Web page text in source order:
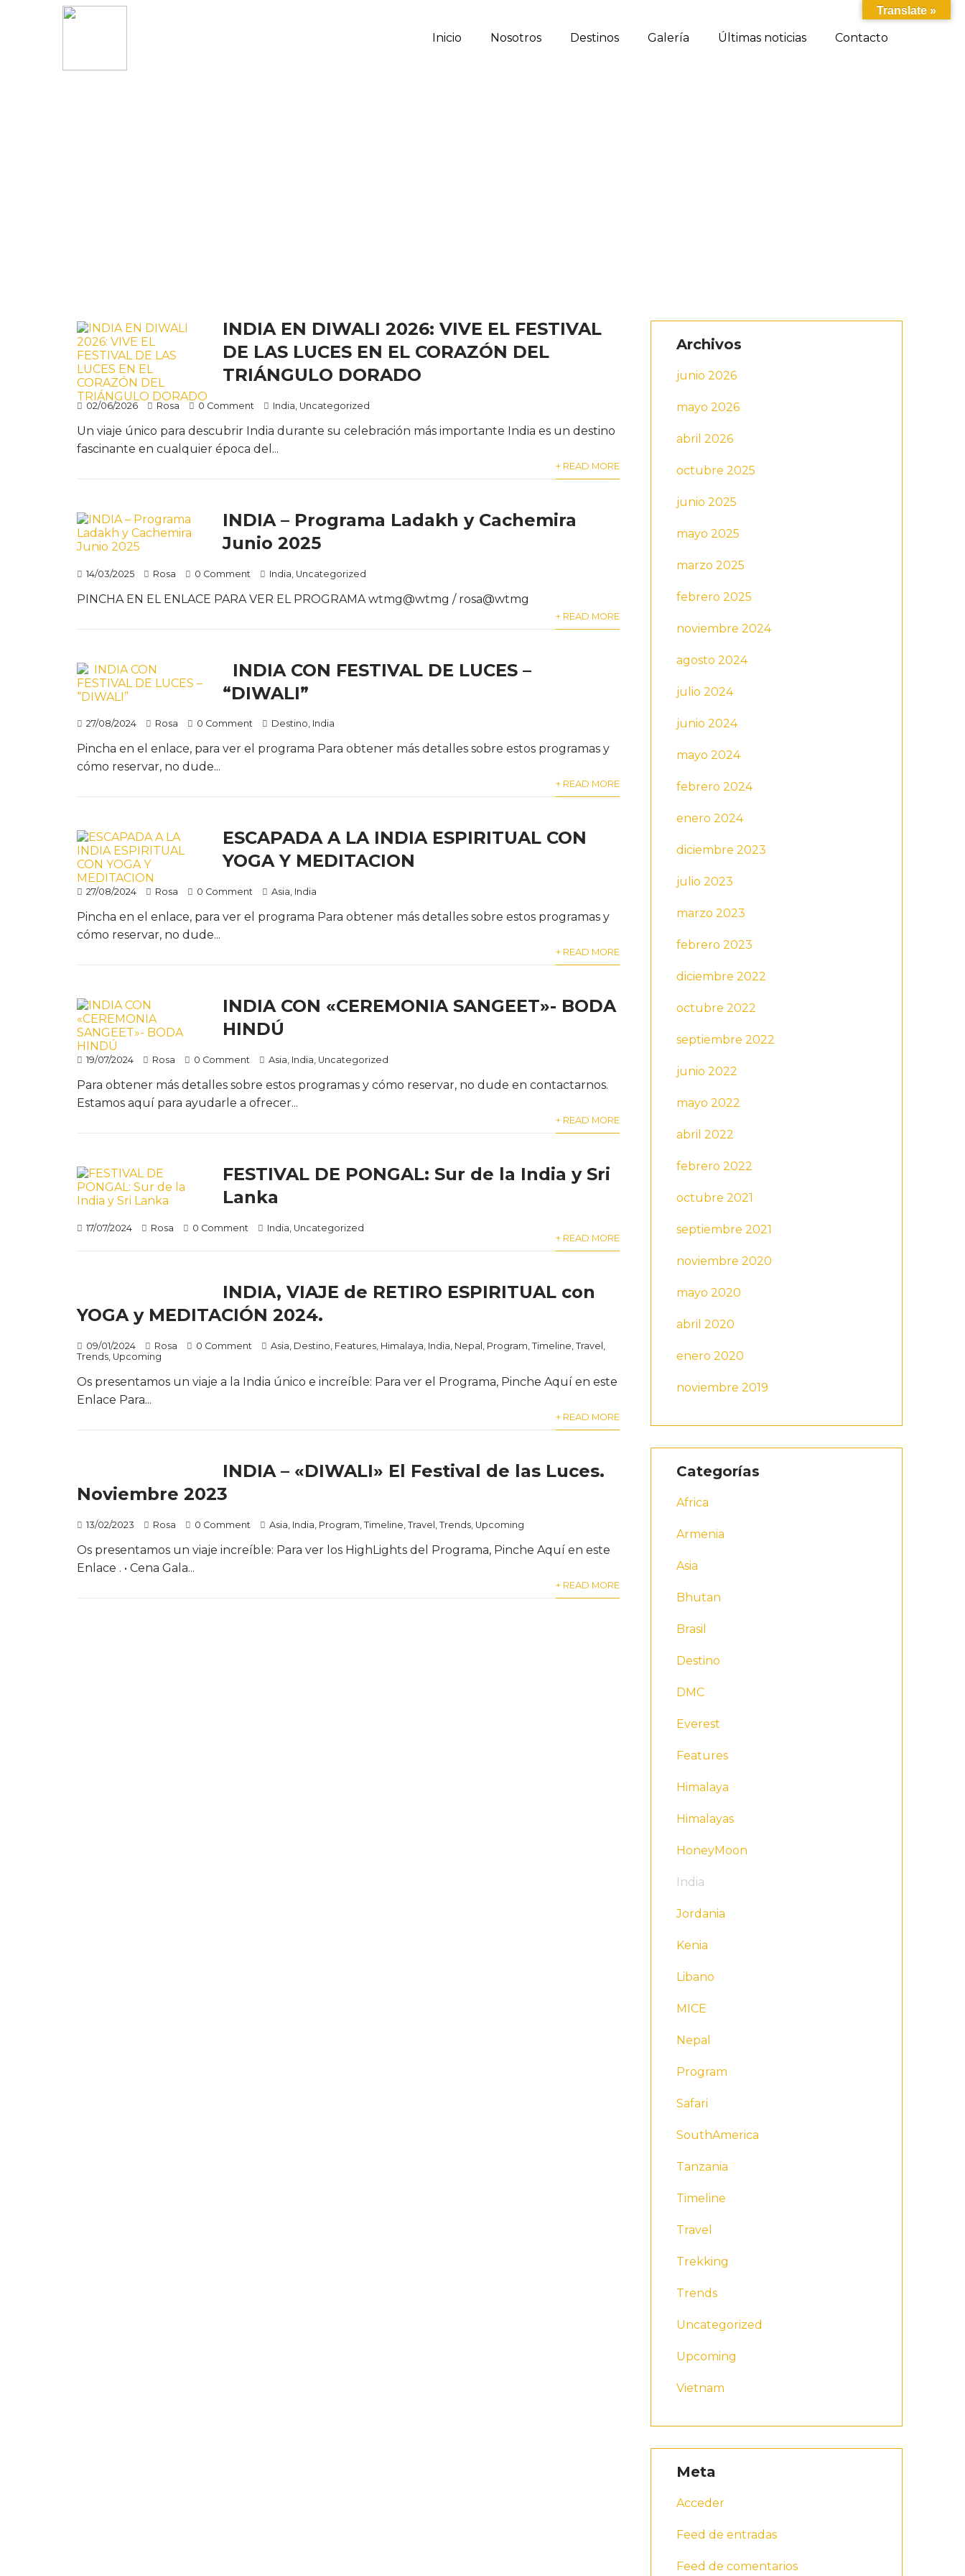
Inicio Nosotros Destinos Galería Últimas noticias Contacto
INDIA EN DIWALI 2026: VIVE EL FESTIVAL
DE LAS LUCES EN EL CORAZÓN DEL
TRIÁNGULO DORADO
02/06/2026 Rosa 0 Comment India Uncategorized
Un viaje único para descubrir India durante su celebración más importante India es un destino
fascinante en cualquier época del...
+ READ MORE
INDIA – Programa Ladakh y Cachemira
Junio 2025
14/03/2025 Rosa 0 Comment India Uncategorized
PINCHA EN EL ENLACE PARA VER EL PROGRAMA wtmg@wtmg / rosa@wtmg
+ READ MORE
INDIA CON FESTIVAL DE LUCES –
“DIWALI”
27/08/2024 Rosa 0 Comment Destino, India
Pincha en el enlace, para ver el programa Para obtener más detalles sobre estos programas y
cómo reservar, no dude...
+ READ MORE
ESCAPADA A LA INDIA ESPIRITUAL CON
YOGA Y MEDITACION
27/08/2024 Rosa 0 Comment Asia, India
Pincha en el enlace, para ver el programa Para obtener más detalles sobre estos programas y
cómo reservar, no dude...
+ READ MORE
INDIA CON «CEREMONIA SANGEET»- BODA
HINDÚ
19/07/2024 Rosa 0 Comment Asia, India, Uncategorized
Para obtener más detalles sobre estos programas y cómo reservar, no dude en contactarnos.
Estamos aquí para ayudarle a ofrecer...
+ READ MORE
FESTIVAL DE PONGAL: Sur de la India y Sri
Lanka
17/07/2024 Rosa 0 Comment India Uncategorized
+ READ MORE
INDIA, VIAJE de RETIRO ESPIRITUAL con
YOGA y MEDITACIÓN 2024.
09/01/2024 Rosa 0 Comment Asia Destino Features Himalaya India Nepal Program Timeline Travel
Trends Upcoming
Os presentamos un viaje a la India único e increíble: Para ver el Programa, Pinche Aquí en este
Enlace Para...
+ READ MORE
INDIA – «DIWALI» El Festival de las Luces.
Noviembre 2023
13/02/2023 Rosa 0 Comment Asia India Program Timeline Travel Trends Upcoming
Os presentamos un viaje increíble: Para ver los HighLights del Programa, Pinche Aquí en este
Enlace . • Cena Gala...
+ READ MORE
Archivos
junio 2026
mayo 2026
abril 2026
octubre 2025
junio 2025
mayo 2025
marzo 2025
febrero 2025
noviembre 2024
agosto 2024
julio 2024
junio 2024
mayo 2024
febrero 2024
enero 2024
diciembre 2023
julio 2023
marzo 2023
febrero 2023
diciembre 2022
octubre 2022
septiembre 2022
junio 2022
mayo 2022
abril 2022
febrero 2022
octubre 2021
septiembre 2021
noviembre 2020
mayo 2020
abril 2020
enero 2020
noviembre 2019
Categorías
Africa
Armenia
Asia
Bhutan
Brasil
Destino
DMC
Everest
Features
Himalaya
Himalayas
HoneyMoon
India
Jordania
Kenia
Libano
MICE
Nepal
Program
Safari
SouthAmerica
Tanzania
Timeline
Travel
Trekking
Trends
Uncategorized
Upcoming
Vietnam
Meta
Acceder
Feed de entradas
Feed de comentarios
Translate »